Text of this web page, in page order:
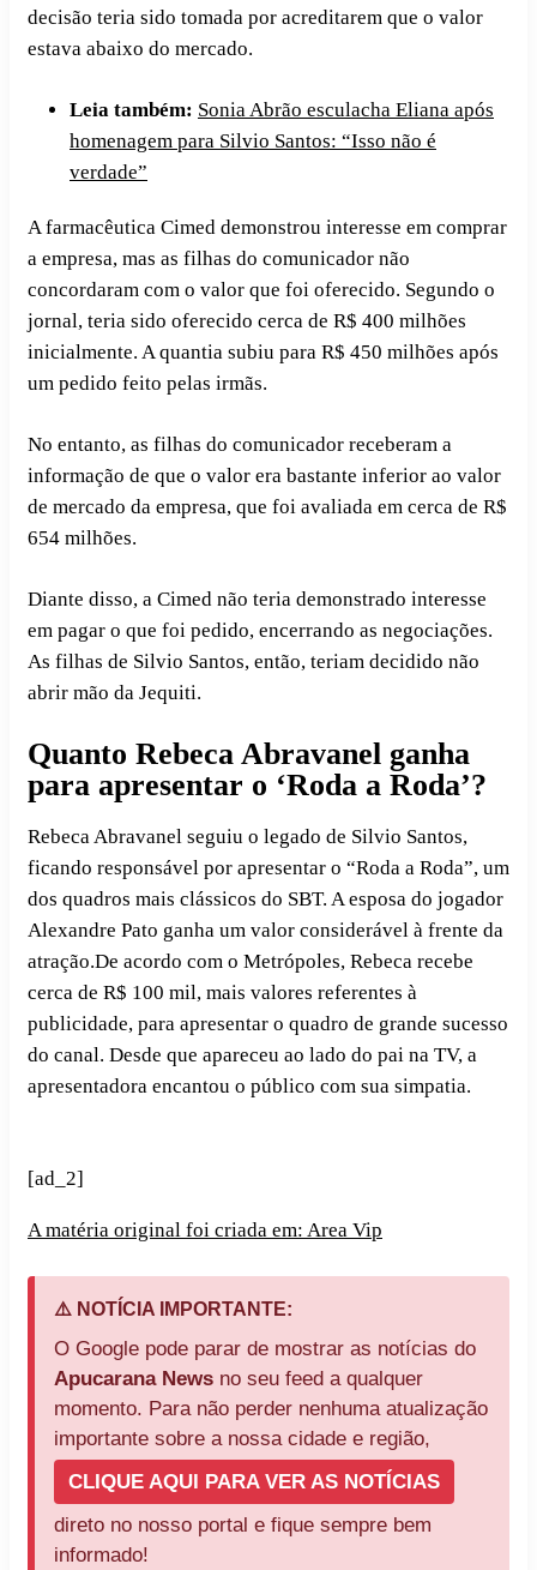
decisão teria sido tomada por acreditarem que o valor
estava abaixo do mercado.
Leia também: Sonia Abrão esculacha Eliana após
homenagem para Silvio Santos: “Isso não é
verdade”
A farmacêutica Cimed demonstrou interesse em comprar
a empresa, mas as filhas do comunicador não
concordaram com o valor que foi oferecido. Segundo o
jornal, teria sido oferecido cerca de R$ 400 milhões
inicialmente. A quantia subiu para R$ 450 milhões após
um pedido feito pelas irmãs.
No entanto, as filhas do comunicador receberam a
informação de que o valor era bastante inferior ao valor
de mercado da empresa, que foi avaliada em cerca de R$
654 milhões.
Diante disso, a Cimed não teria demonstrado interesse
em pagar o que foi pedido, encerrando as negociações.
As filhas de Silvio Santos, então, teriam decidido não
abrir mão da Jequiti.
Quanto Rebeca Abravanel ganha
para apresentar o ‘Roda a Roda’?
Rebeca Abravanel seguiu o legado de Silvio Santos,
ficando responsável por apresentar o “Roda a Roda”, um
dos quadros mais clássicos do SBT. A esposa do jogador
Alexandre Pato ganha um valor considerável à frente da
atração.De acordo com o Metrópoles, Rebeca recebe
cerca de R$ 100 mil, mais valores referentes à
publicidade, para apresentar o quadro de grande sucesso
do canal. Desde que apareceu ao lado do pai na TV, a
apresentadora encantou o público com sua simpatia.
[ad_2]
A matéria original foi criada em: Area Vip
⚠️ NOTÍCIA IMPORTANTE:
O Google pode parar de mostrar as notícias do
Apucarana News no seu feed a qualquer
momento. Para não perder nenhuma atualização
importante sobre a nossa cidade e região,
CLIQUE AQUI PARA VER AS NOTÍCIAS
direto no nosso portal e fique sempre bem
informado!